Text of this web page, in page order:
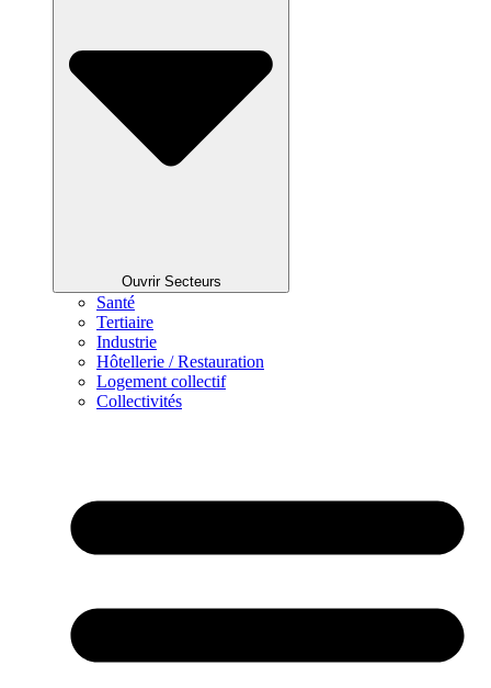
Ouvrir Secteurs
Santé
Tertiaire
Industrie
Hôtellerie / Restauration
Logement collectif
Collectivités